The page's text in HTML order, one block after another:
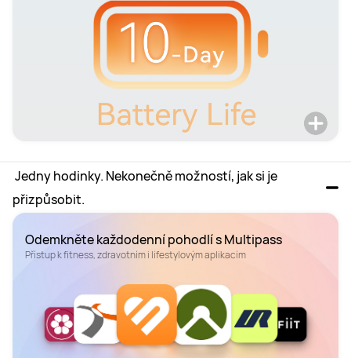
Jedny hodinky. Nekonečně možností, jak si je
přizpůsobit.
Odemkněte každodenní pohodlí s Multipass